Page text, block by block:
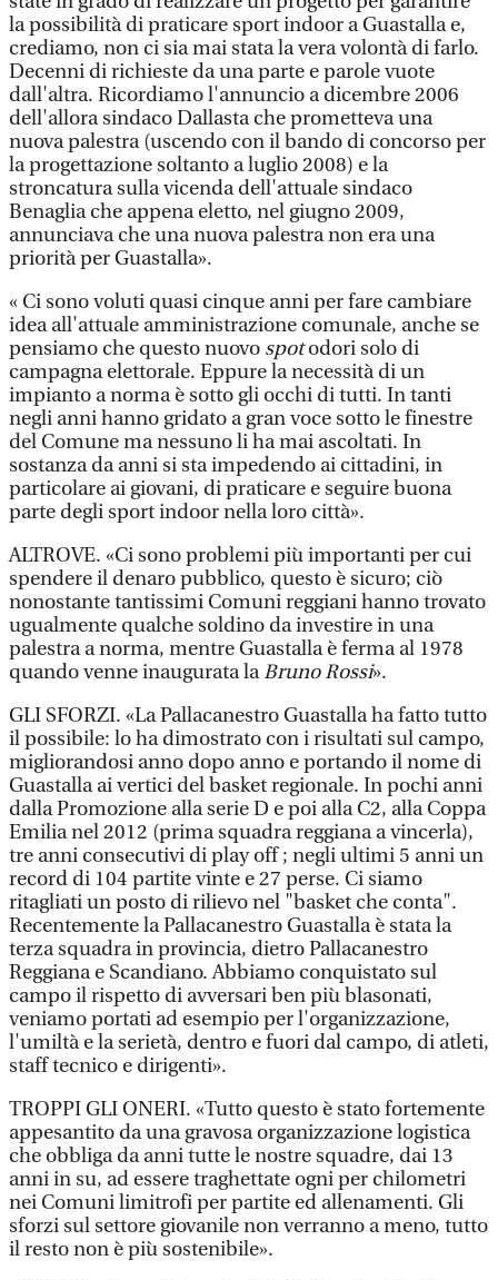
la possibilità di praticare sport indoor a Guastalla e,
crediamo, non ci sia mai stata la vera volontà di farlo.
Decenni di richieste da una parte e parole vuote
dall'altra. Ricordiamo l'annuncio a dicembre 2006
dell'allora sindaco Dallasta che prometteva una
nuova palestra (uscendo con il bando di concorso per
la progettazione soltanto a luglio 2008) e la
stroncatura sulla vicenda dell'attuale sindaco
Benaglia che appena eletto, nel giugno 2009,
annunciava che una nuova palestra non era una
priorità per Guastalla».
« Ci sono voluti quasi cinque anni per fare cambiare
idea all'attuale amministrazione comunale, anche se
pensiamo che questo nuovo spotodori solo di
campagna elettorale. Eppure la necessità di un
impianto a norma è sotto gli occhi di tutti. In tanti
negli anni hanno gridato a gran voce sotto le finestre
del Comune ma nessuno li ha mai ascoltati. In
sostanza da anni si sta impedendo ai cittadini, in
particolare ai giovani, di praticare e seguire buona
parte degli sport indoor nella loro città».
ALTROVE. «Ci sono problemi più importanti per cui
spendere il denaro pubblico, questo è sicuro; ciò
nonostante tantissimi Comuni reggiani hanno trovato
ugualmente qualche soldino da investire in una
palestra a norma, mentre Guastalla è ferma al 1978
quando venne inaugurata laBruno Rossi».
GLI SFORZI. «La Pallacanestro Guastalla ha fatto tutto
il possibile: lo ha dimostrato con i risultati sul campo,
migliorandosi anno dopo anno e portando il nome di
Guastalla ai vertici del basket regionale. In pochi anni
dalla Promozione alla serie D e poi alla C2, alla Coppa
Emilia nel 2012 (prima squadra reggiana a vincerla),
tre anni consecutivi di play off ; negli ultimi 5 anni un
record di 104 partite vinte e 27 perse. Ci siamo
ritagliati un posto di rilievo nel "basket che conta".
Recentemente la Pallacanestro Guastalla è stata la
terza squadra in provincia, dietro Pallacanestro
Reggiana e Scandiano. Abbiamo conquistato sul
campo il rispetto di avversari ben più blasonati,
veniamo portati ad esempio per l'organizzazione,
l'umiltà e la serietà, dentro e fuori dal campo, di atleti,
staff tecnico e dirigenti».
TROPPI GLI ONERI. «Tutto questo è stato fortemente
appesantito da una gravosa organizzazione logistica
che obbliga da anni tutte le nostre squadre, dai 13
anni in su, ad essere traghettate ogni per chilometri
nei Comuni limitrofi per partite ed allenamenti. Gli
sforzi sul settore giovanile non verranno a meno, tutto
il resto non è più sostenibile».